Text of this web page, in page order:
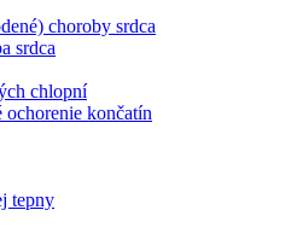
choroby srdca
srdca
chlopní
ochorenie končatín
tepny